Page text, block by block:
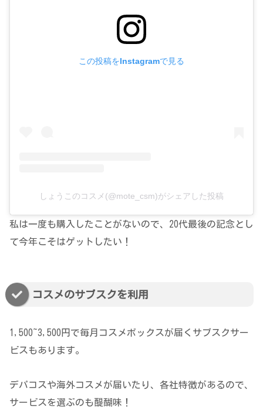
この投稿をInstagramで見る
しょうこのコスメ(@mote_csm)がシェアした投稿
私は一度も購入したことがないので、20代最後の記念とし
て今年こそはゲットしたい！
コスメのサブスクを利用
1,500~3,500円で毎月コスメボックスが届くサブスクサー
ビスもあります。
デパコスや海外コスメが届いたり、各社特徴があるので、
サービスを選ぶのも醍醐味！